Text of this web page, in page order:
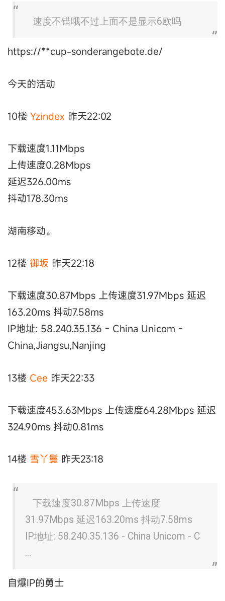
速度不错哦不过上面不是显示6欧吗
https://**cup-sonderangebote.de/
今天的活动
10楼 Yzindex 昨天22:02
下载速度1.11Mbps
上传速度0.28Mbps
延迟326.00ms
抖动178.30ms
湖南移动。
12楼 御坂 昨天22:18
下载速度30.87Mbps 上传速度31.97Mbps 延迟
163.20ms 抖动7.58ms
IP地址: 58.240.35.136 - China Unicom -
China,Jiangsu,Nanjing
13楼 Cee 昨天22:33
下载速度453.63Mbps 上传速度64.28Mbps 延迟
324.90ms 抖动0.81ms
14楼 雪丫鬟 昨天23:18
下载速度30.87Mbps 上传速度
31.97Mbps 延迟163.20ms 抖动7.58ms
IP地址: 58.240.35.136 - China Unicom - C
...
自爆IP的勇士